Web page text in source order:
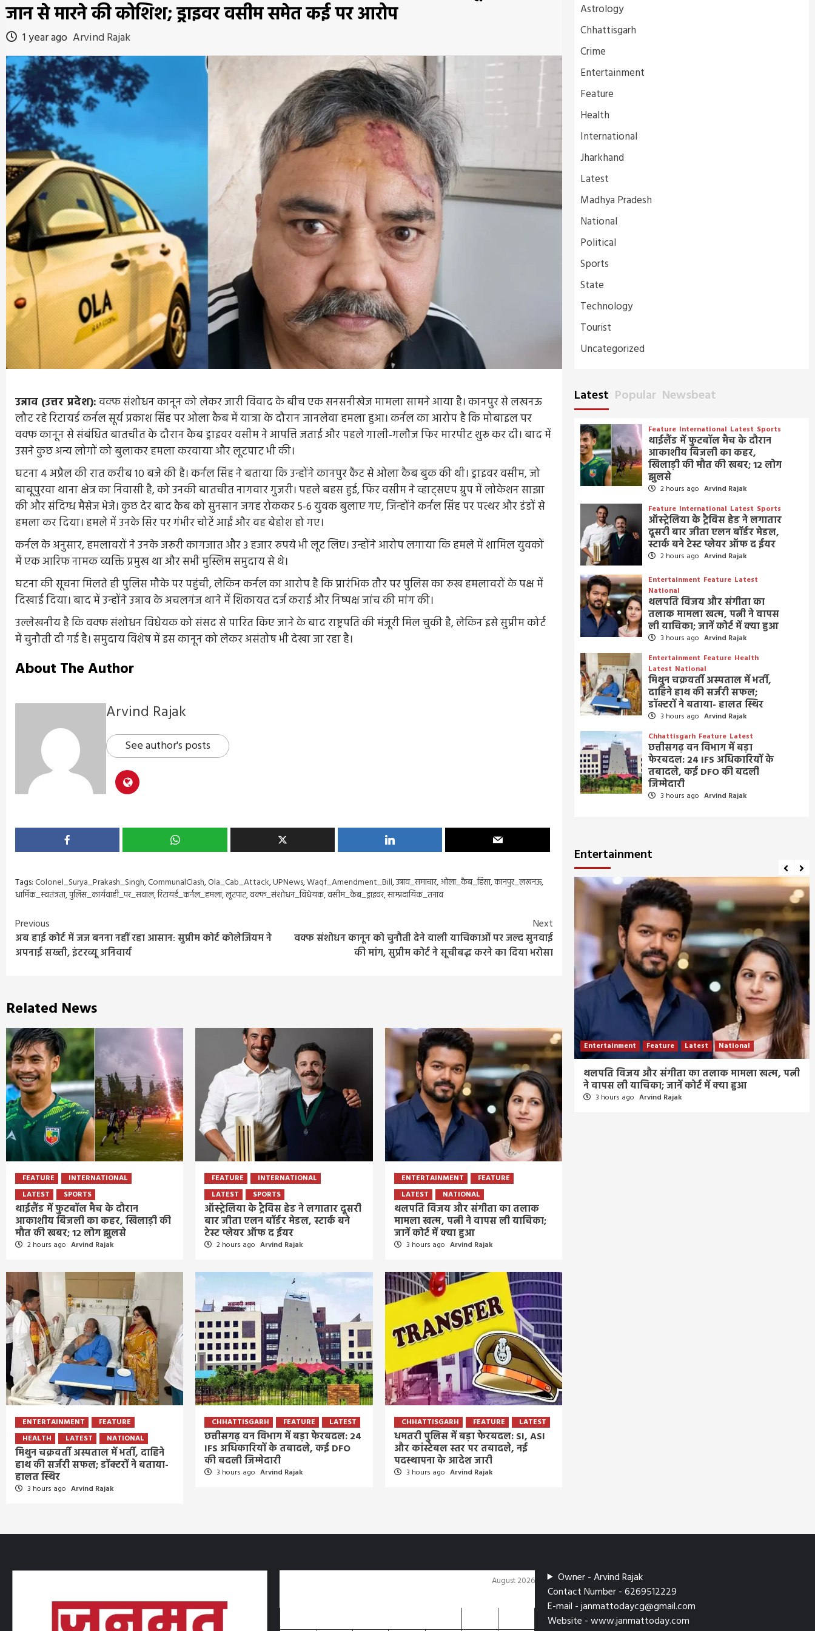
जान से मारने की कोशिश; ड्राइवर वसीम समेत कई पर आरोप
1 year ago Arvind Rajak
उन्नाव (उत्तर प्रदेश):वक्फ संशोधन कानून को लेकर जारी विवाद के बीच एक सनसनीखेज मामला सामने आया है। कानपुर से लखनऊ
लौट रहे रिटायर्ड कर्नल सूर्य प्रकाश सिंह पर ओला कैब में यात्रा के दौरान जानलेवा हमला हुआ। कर्नल का आरोप है कि मोबाइल पर
वक्फ कानून से संबंधित बातचीत के दौरान कैब ड्राइवर वसीम ने आपत्ति जताई और पहले गाली-गलौज फिर मारपीट शुरू कर दी। बाद में
उसने कुछ अन्य लोगों को बुलाकर हमला करवाया और लूटपाट भी की।
घटना 4 अप्रैल की रात करीब 10 बजे की है। कर्नल सिंह ने बताया कि उन्होंने कानपुर कैंट से ओला कैब बुक की थी। ड्राइवर वसीम, जो
बाबूपुरवा थाना क्षेत्र का निवासी है, को उनकी बातचीत नागवार गुजरी। पहले बहस हुई, फिर वसीम ने व्हाट्सएप ग्रुप में लोकेशन साझा
की और संदिग्ध मैसेज भेजे। कुछ देर बाद कैब को सुनसान जगह रोककर 5-6 युवक बुलाए गए, जिन्होंने कर्नल सिंह पर पत्थर और डंडों से
हमला कर दिया। हमले में उनके सिर पर गंभीर चोटें आईं और वह बेहोश हो गए।
कर्नल के अनुसार, हमलावरों ने उनके जरूरी कागजात और 3 हजार रुपये भी लूट लिए। उन्होंने आरोप लगाया कि हमले में शामिल युवकों
में एक आरिफ नामक व्यक्ति प्रमुख था और सभी मुस्लिम समुदाय से थे।
घटना की सूचना मिलते ही पुलिस मौके पर पहुंची, लेकिन कर्नल का आरोप है कि प्रारंभिक तौर पर पुलिस का रुख हमलावरों के पक्ष में
दिखाई दिया। बाद में उन्होंने उन्नाव के अचलगंज थाने में शिकायत दर्ज कराई और निष्पक्ष जांच की मांग की।
उल्लेखनीय है कि वक्फ संशोधन विधेयक को संसद से पारित किए जाने के बाद राष्ट्रपति की मंजूरी मिल चुकी है, लेकिन इसे सुप्रीम कोर्ट
में चुनौती दी गई है। समुदाय विशेष में इस कानून को लेकर असंतोष भी देखा जा रहा है।
About The Author
Arvind Rajak
See author's posts
Tags:Colonel_Surya_Prakash_Singh,CommunalClash,Ola_Cab_Attack,UPNews,Waqf_Amendment_Bill,उन्नाव_समाचार,ओला_कैब_हिंसा,कानपुर_लखनऊ,
धार्मिक_स्वतंत्रता,पुलिस_कार्यवाही_पर_सवाल,रिटायर्ड_कर्नल_हमला,लूटपाट,वक्फ_संशोधन_विधेयक,वसीम_कैब_ड्राइवर,साम्प्रदायिक_तनाव
Continue
Reading
Previous
अब हाई कोर्ट में जज बनना नहीं रहा आसान: सुप्रीम कोर्ट कोलेजियम ने
अपनाई सख्ती, इंटरव्यू अनिवार्य
Next
वक्फ संशोधन कानून को चुनौती देने वाली याचिकाओं पर जल्द सुनवाई
की मांग, सुप्रीम कोर्ट ने सूचीबद्ध करने का दिया भरोसा
Related News
FEATURE
INTERNATIONAL
LATEST
SPORTS
थाईलैंड में फुटबॉल मैच के दौरान
आकाशीय बिजली का कहर, खिलाड़ी की
मौत की खबर; 12 लोग झुलसे
2 hours ago Arvind Rajak
FEATURE
INTERNATIONAL
LATEST
SPORTS
ऑस्ट्रेलिया के ट्रैविस हेड ने लगातार दूसरी
बार जीता एलन बॉर्डर मेडल, स्टार्क बने
टेस्ट प्लेयर ऑफ द ईयर
2 hours ago Arvind Rajak
ENTERTAINMENT
FEATURE
LATEST
NATIONAL
थलपति विजय और संगीता का तलाक
मामला खत्म, पत्नी ने वापस ली याचिका;
जानें कोर्ट में क्या हुआ
3 hours ago Arvind Rajak
ENTERTAINMENT
FEATURE
HEALTH
LATEST NATIONAL
मिथुन चक्रवर्ती अस्पताल में भर्ती, दाहिने
हाथ की सर्जरी सफल; डॉक्टरों ने बताया-
हालत स्थिर
3 hours ago Arvind Rajak
CHHATTISGARH FEATURE LATEST
छत्तीसगढ़ वन विभाग में बड़ा फेरबदल: 24
IFS अधिकारियों के तबादले, कई DFO
की बदली जिम्मेदारी
3 hours ago Arvind Rajak
CHHATTISGARH FEATURE LATEST
धमतरी पुलिस में बड़ा फेरबदल: SI, ASI
और कांस्टेबल स्तर पर तबादले, नई
पदस्थापना के आदेश जारी
3 hours ago Arvind Rajak
Astrology
Chhattisgarh
Crime
Entertainment
Feature
Health
International
Jharkhand
Latest
Madhya Pradesh
National
Political
Sports
State
Technology
Tourist
Uncategorized
Latest Popular Newsbeat
Feature International Latest Sports
थाईलैंड में फुटबॉल मैच के दौरान
आकाशीय बिजली का कहर,
खिलाड़ी की मौत की खबर; 12 लोग
झुलसे
2 hours ago Arvind Rajak
Feature International Latest Sports
ऑस्ट्रेलिया के ट्रैविस हेड ने लगातार
दूसरी बार जीता एलन बॉर्डर मेडल,
स्टार्क बने टेस्ट प्लेयर ऑफ द ईयर
2 hours ago Arvind Rajak
Entertainment Feature Latest
National
थलपति विजय और संगीता का
तलाक मामला खत्म, पत्नी ने वापस
ली याचिका; जानें कोर्ट में क्या हुआ
3 hours ago Arvind Rajak
Entertainment Feature Health
Latest National
मिथुन चक्रवर्ती अस्पताल में भर्ती,
दाहिने हाथ की सर्जरी सफल;
डॉक्टरों ने बताया- हालत स्थिर
3 hours ago Arvind Rajak
Chhattisgarh Feature Latest
छत्तीसगढ़ वन विभाग में बड़ा
फेरबदल: 24 IFS अधिकारियों के
तबादले, कई DFO की बदली
जिम्मेदारी
3 hours ago Arvind Rajak
Entertainment
Feature Latest National
Bigg Boss 20: सलमान खान की दमदार वापसी! रिलीज
हुआ पहला टीज़र, जानिए कब से शुरू होगा नया सीजन
4 days ago Arvind Rajak
Entertainment Feature Latest National
थलपति विजय और संगीता का तलाक मामला खत्म, पत्नी
ने वापस ली याचिका; जानें कोर्ट में क्या हुआ
3 hours ago Arvind Rajak
August 2026
Owner - Arvind Rajak
Contact Number - 6269512229
E-mail - janmattodaycg@gmail.com
Website - www.janmattoday.com